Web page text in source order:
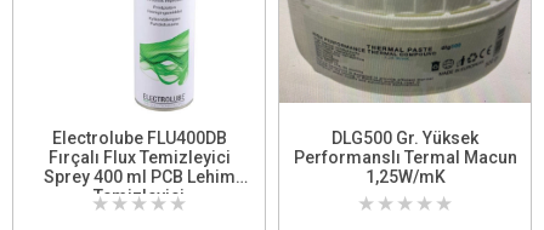
Electrolube FLU400DB
Fırçalı Flux Temizleyici
Sprey 400 ml PCB Lehim
Temizleyici
★ ★ ★ ★ ★
DLG500 Gr. Yüksek
Performanslı Termal Macun
1,25W/mK
★ ★ ★ ★ ★